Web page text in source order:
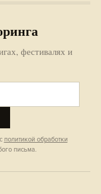
фестивалях и
политикой обработки
письма.